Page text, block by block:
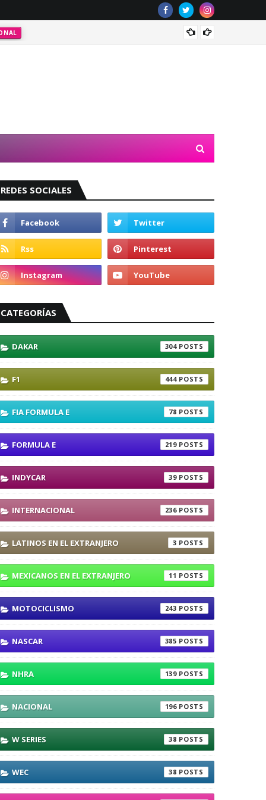
REDES SOCIALES
CATEGORÍAS
DAKAR 304
F1 444
FIA FORMULA E 78
FORMULA E 219
INDYCAR 39
INTERNACIONAL 236
LATINOS EN EL EXTRANJERO 3
MEXICANOS EN EL EXTRANJERO 11
MOTOCICLISMO 243
NASCAR 385
NHRA 139
NACIONAL 196
W SERIES 38
WEC 38